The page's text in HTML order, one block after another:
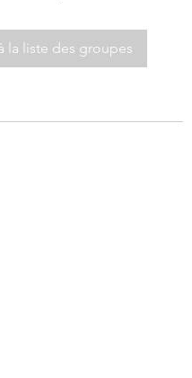
la liste des groupes